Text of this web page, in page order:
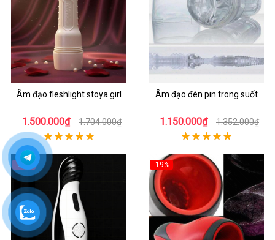
Âm đạo fleshlight stoya girl
1.500.000₫ 1.704.000₫
Âm đạo đèn pin trong suốt
1.150.000₫ 1.352.000₫
-20% -19%